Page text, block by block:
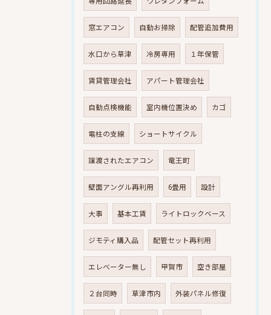
窓エアコン 自動お掃除 配管追加費用
水口から草津 冷房専用 １年保管
賃貸管理会社 アパート管理会社
自動点検機能 室内機位置決め カゴ
電柱の支線 ショートサイクル
譲渡されたエアコン 竜王町
壁面アングル再利用 6畳用 設計
大事 基本工賃 ライトロックベース
ジモティ購入品 配管セット再利用
エレベーター無し 甲賀市 空き部屋
２台同時 草津市内 外装パネル修復